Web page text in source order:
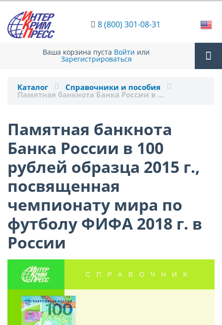
8 (800) 301-08-31
Ваша корзина пуста Войти или
Зарегистрироваться
Каталог Справочники и пособия
Памятная банкнота Банка России в …
Памятная банкнота
Банка России в 100
рублей образца 2015 г.,
посвященная
чемпионату мира по
футболу ФИФА 2018 г. в
России